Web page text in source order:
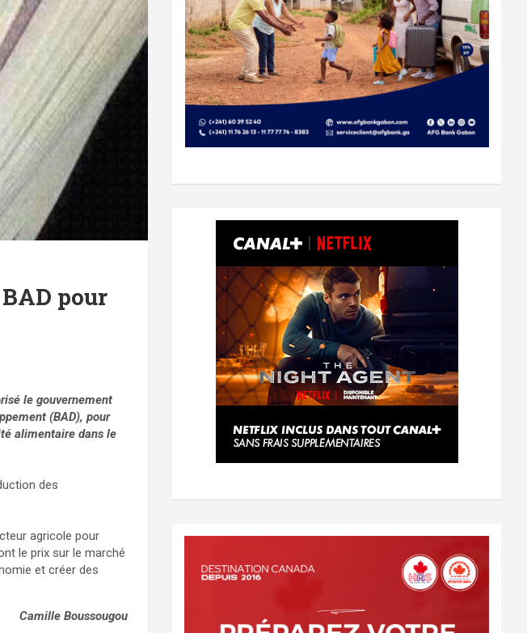
pour
le gouvernement
(BAD), pour
alimentaire dans le
des
agricole pour
le prix sur le marché
et créer des
Camille Boussougou